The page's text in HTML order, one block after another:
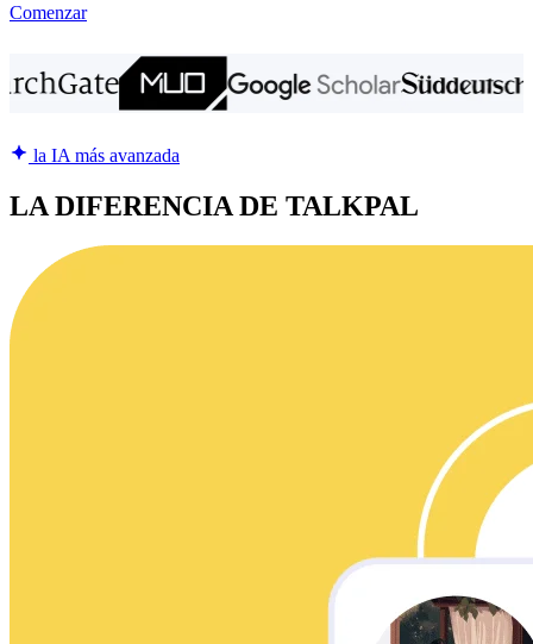
Comenzar
la IA más avanzada
LA DIFERENCIA DE TALKPAL